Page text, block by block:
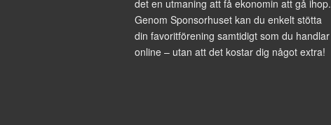
det en utmaning att få ekonomin att gå ihop.
Genom Sponsorhuset kan du enkelt stötta
din favoritförening samtidigt som du handlar
online – utan att det kostar dig något extra!